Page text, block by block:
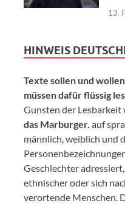
13.
HINWEIS
Texte sollen und
müssen dafür flüssig
Gunsten der
das Marburger. auf
männlich, weiblich und
Geschlechter
ethnischer oder sich
verortende Menschen.